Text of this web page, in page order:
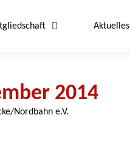
Aktuelles
2014
Nordbahn e.V.